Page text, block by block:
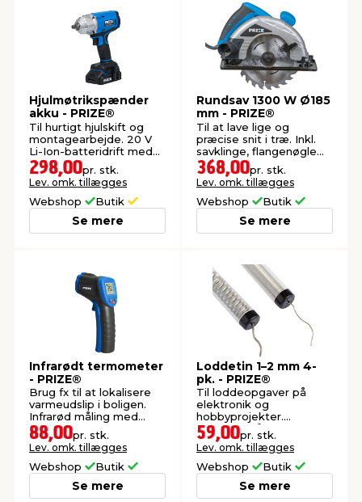
Hjulmøtrikspænder
akku - PRIZE®
Til hurtigt hjulskift og
montagearbejde. 20 V
Li-Ion-batteridrift med
høj ydeevne.
298,00pr. stk.
Lev. omk. tillægges
Webshop Butik
Se mere
Rundsav 1300 W Ø185
mm - PRIZE®
Til at lave lige og
præcise snit i træ. Inkl.
savklinge, flangenøgle
og parallelanslag.
368,00pr. stk.
Lev. omk. tillægges
Webshop Butik
Se mere
Infrarødt termometer
- PRIZE®
Brug fx til at lokalisere
varmeudslip i boligen.
Infrarød måling med
laser.
88,00pr. stk.
Lev. omk. tillægges
Webshop Butik
Se mere
Loddetin 1–2 mm 4-
pk. - PRIZE®
Til loddeopgaver på
elektronik og
hobbyprojekter.
Loddetin på 1 og 2 mm i
diameter.
59,00pr. stk.
Lev. omk. tillægges
Webshop Butik
Se mere